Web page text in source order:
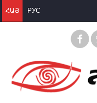
ՀԱՅ РУС